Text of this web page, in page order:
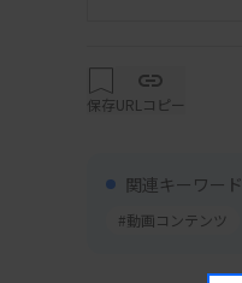
保存URLコピー
関連キーワード
#動画コンテンツ